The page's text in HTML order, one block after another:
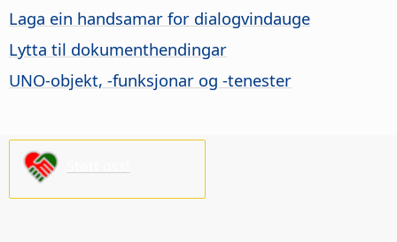
Laga ein handsamar for dialogvindauge
Lytta til dokumenthendingar
UNO-objekt, -funksjonar og -tenester